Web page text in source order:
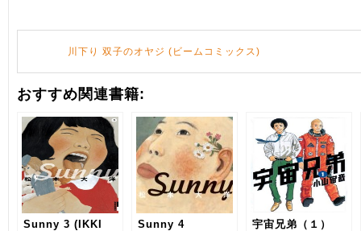
川下り 双子のオヤジ (ビームコミックス)
おすすめ関連書籍:
Sunny 3 (IKKI
Sunny 4 宇宙兄弟（１）